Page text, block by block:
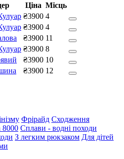
Ціна Місць
₴3900 4
₴3900 4
₴3900 11
₴3900 8
₴3900 10
₴3900 12
Фрірайд Сходження
8000 Сплави - водні походи
З легким рюкзаком Для дітей